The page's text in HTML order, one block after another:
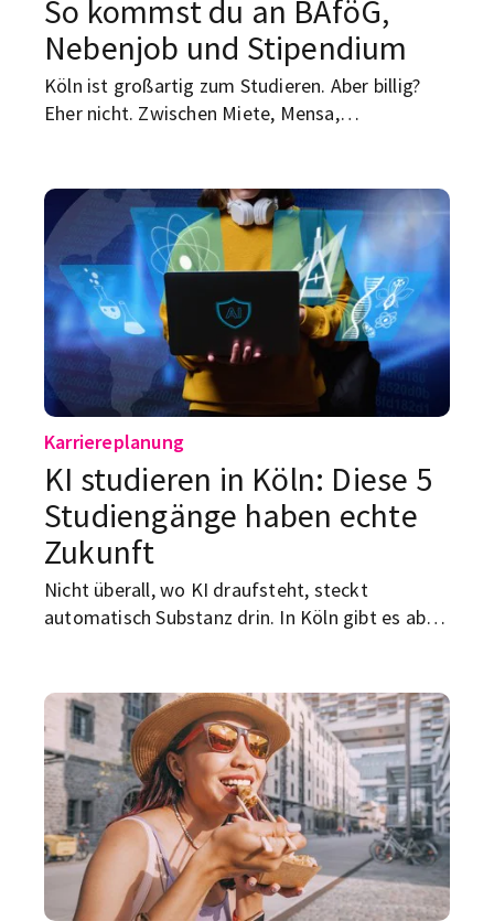
So kommst du an BAföG,
Nebenjob und Stipendium
Köln ist großartig zum Studieren. Aber billig?
Eher nicht. Zwischen Miete, Mensa,
Abend Nudeln mit Ketchup“ kann das Studi-
Budget ziemlich schnell dünn werden.
Karriereplanung
KI studieren in Köln: Diese 5
Studiengänge haben echte
Zukunft
Nicht überall, wo KI draufsteht, steckt
automatisch Substanz drin. In Köln gibt es aber
Learning und Data Science vorbereiten.